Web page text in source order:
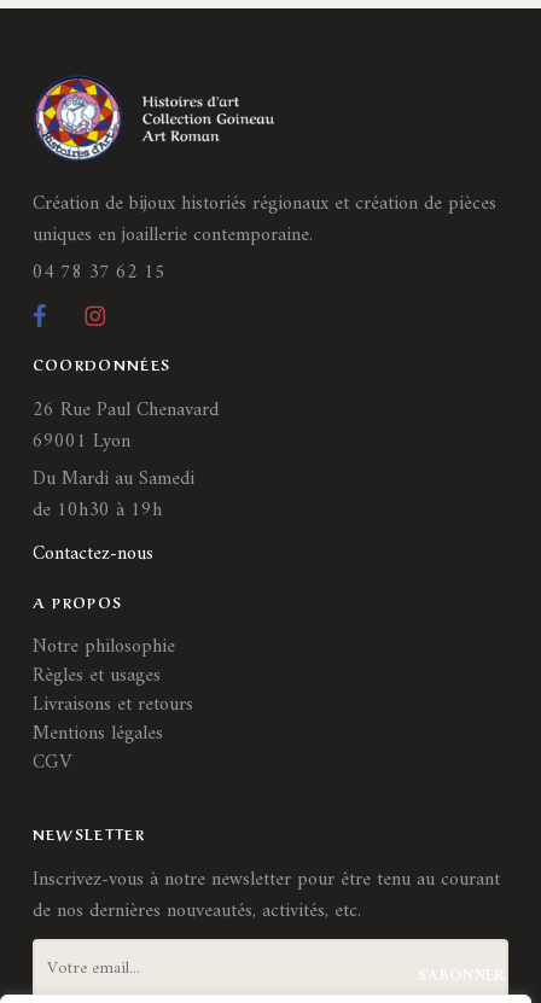
Création de bijoux historiés régionaux et création de pièces
uniques en joaillerie contemporaine.
04 78 37 62 15
COORDONNÉES
26 Rue Paul Chenavard
69001 Lyon
Du Mardi au Samedi
de 10h30 à 19h
Contactez-nous
A PROPOS
Notre philosophie
Règles et usages
Livraisons et retours
Mentions légales
CGV
NEWSLETTER
Inscrivez-vous à notre newsletter pour être tenu au courant
de nos dernières nouveautés, activités, etc.